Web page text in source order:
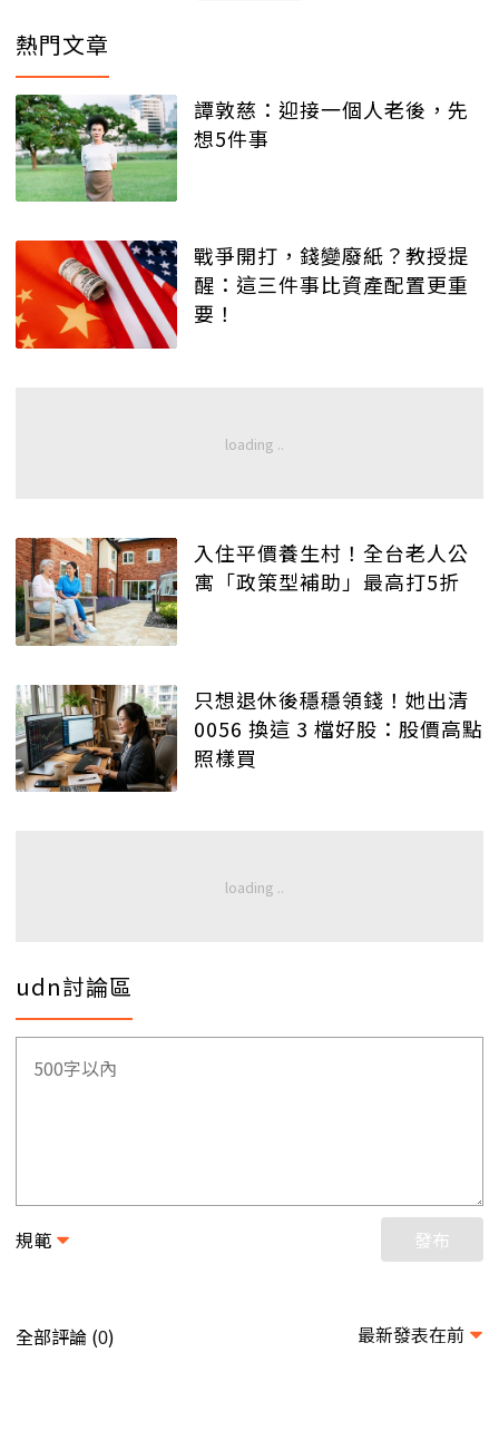
熱門文章
譚敦慈：迎接一個人老後，先
想5件事
戰爭開打，錢變廢紙？教授提
醒：這三件事比資產配置更重
要！
入住平價養生村！全台老人公
寓「政策型補助」最高打5折
只想退休後穩穩領錢！她出清
0056 換這 3 檔好股：股價高點
照樣買
udn討論區
規範 發布
全部評論 (0) 最新發表在前